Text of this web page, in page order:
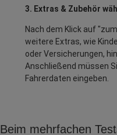
3. Extras & Zubehör
Nach dem Klick auf
weitere Extras, wie
oder Versicherungen,
Anschließend müssen
Fahrerdaten eingeben.
Beim mehrfachen